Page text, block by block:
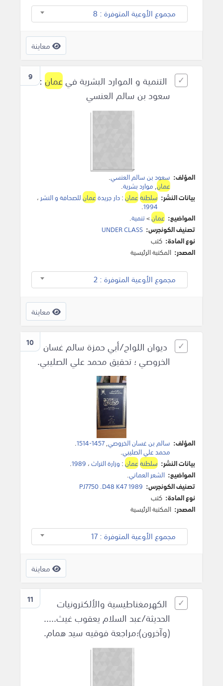
مجموع الأوعية المتوفرة : 8
معاينة
9 التنمية و الموارد البشرية فيعمان :
سعود بن سالم العنسي
المؤلف: سعود بن سالم العنسي.
عمان, موارد بشرية.
بيانات النشر: سلطنةعمان:دار جريدةعمانللصحافة و النشر ،
1994
.
المواضيع: عمان>تنمية.
تصنيف الكونجرس: UNDER CLASS
نوع المادة: كتب
المصدر: المكتبة الرئيسية
مجموع الأوعية المتوفرة : 2
معاينة
10
ديوان اللواح/أبي حمزة سالم غسان
الخروصي ؛ تحقيق محمد علي الصليبي.
المؤلف: سالم بن غسان الخروصي,
.
محمد علي الصليبي.
بيانات النشر: سلطنةعمان: وزارة التراث، 1989
.
المواضيع: الشعر العماني.
تصنيف الكونجرس: PJ7750 .D48 K47 1989
نوع المادة: كتب
المصدر: المكتبة الرئيسية
مجموع الأوعية المتوفرة : 17
معاينة
11
الكهرمغناطيسية والألكترونيات
الحديثة/عبد السلام يعقوب غيث.....
(وآخرون)؛مراجعة فوقيه سيد همام.